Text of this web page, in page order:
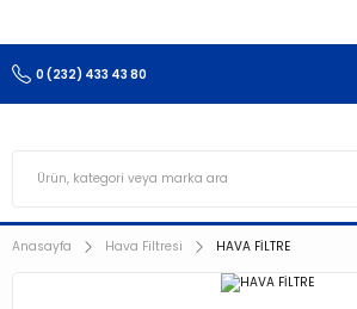
0 (232) 433 43 80
Anasayfa Hava Filtresi HAVA FİLTRE